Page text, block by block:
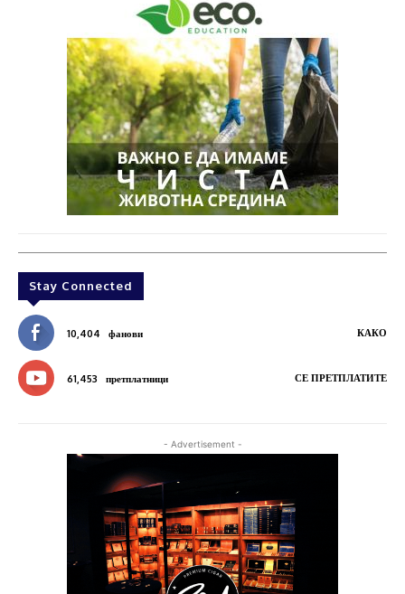
Stay Connected
10,404 фанови КАКО
61,453 претплатници СЕ ПРЕТПЛАТИТЕ
- Advertisement -